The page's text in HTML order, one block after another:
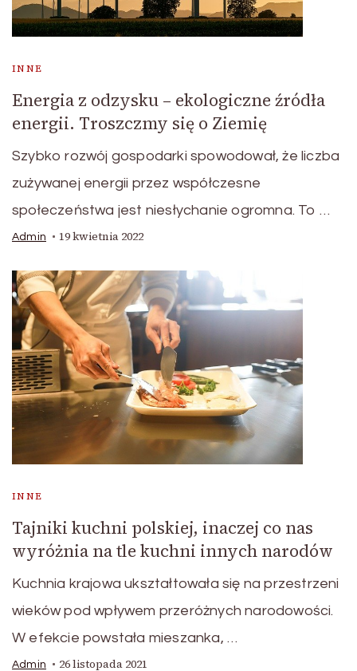
INNE
Energia z odzysku – ekologiczne źródła
energii. Troszczmy się o Ziemię
Szybko rozwój gospodarki spowodował, że liczba
zużywanej energii przez współczesne
społeczeństwa jest niesłychanie ogromna. To …
Admin 19 kwietnia 2022
INNE
Tajniki kuchni polskiej, inaczej co nas
wyróżnia na tle kuchni innych narodów
Kuchnia krajowa ukształtowała się na przestrzeni
wieków pod wpływem przeróżnych narodowości.
W efekcie powstała mieszanka, …
Admin 26 listopada 2021